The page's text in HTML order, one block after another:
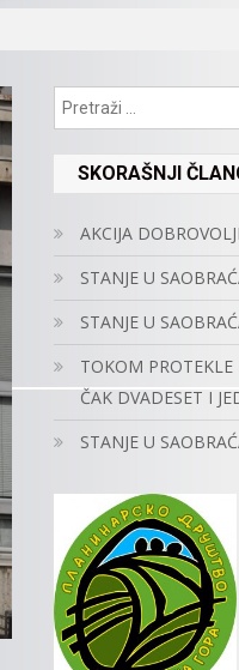
SKORAŠNJI
AKCIJA
STANJE U
STANJE U
TOKOM PROTEKLE
ČAK DVADESET I
STANJE U